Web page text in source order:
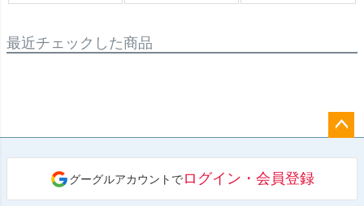
最近チェックした商品
へ
グーグルアカウントでログイン・会員登録